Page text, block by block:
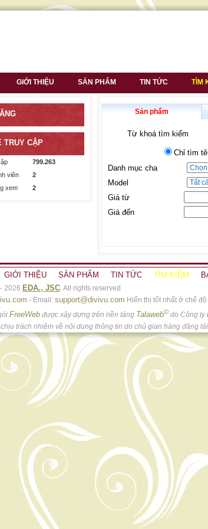
GIỚI THIỆU SẢN PHẨM TIN TỨC TÌM
TRUY CẬP
799.263
viên
2
xem
2
Sản phẩm
Từ khoá tìm kiếm
Chỉ tìm
Danh mục cha
Model
Giá từ
Giá đến
GIỚI THIỆU SẢN PHẨM TIN TỨC TÌM KIẾM
2026 EDA., JSC. All rights reserved
- Email: support@divivu.com Hiển thị tốt nhất ở chế
FreeWeb được xây dựng trên nền tảng Talaweb© do Công ty
trách nhiệm về nội dung thông tin do chủ gian hàng đăng